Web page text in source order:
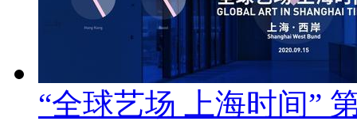
“全球艺场 上海时间”